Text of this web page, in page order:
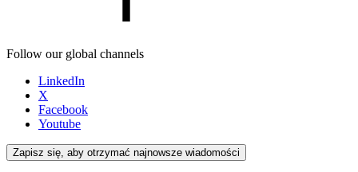
Follow our global channels
LinkedIn
X
Facebook
Youtube
Zapisz się, aby otrzymać najnowsze wiadomości